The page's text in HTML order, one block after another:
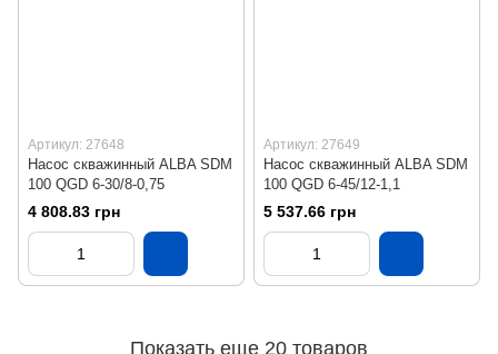
Артикул: 27648
Насос скважинный ALBA SDM
100 QGD 6-30/8-0,75
4 808.83 грн
Артикул: 27649
Насос скважинный ALBA SDM
100 QGD 6-45/12-1,1
5 537.66 грн
Показать еще 20 товаров